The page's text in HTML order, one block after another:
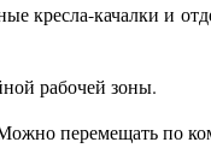
кресла-качалки и
рабочей зоны.
перемещать по